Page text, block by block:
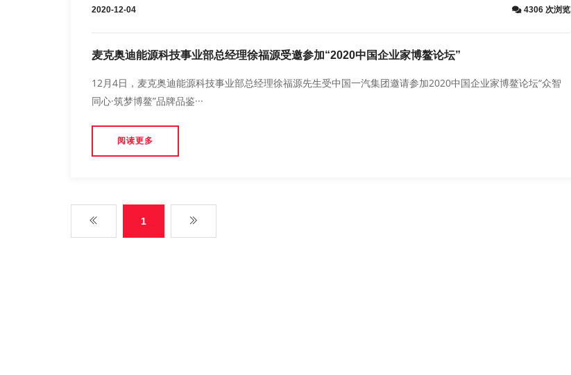
2020-12-04 4306 次浏览
麦克奥迪能源科技事业部总经理徐福源受邀参加“2020中国企业家博鳌论坛”
12月4日，麦克奥迪能源科技事业部总经理徐福源先生受中国一汽集团邀请参加2020中国企业家博鳌论坛“众智
同心·筑梦博鳌”品牌品鉴···
阅读更多
1